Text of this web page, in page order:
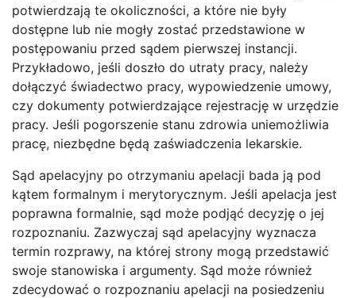
potwierdzają te okoliczności, a które nie były
dostępne lub nie mogły zostać przedstawione w
postępowaniu przed sądem pierwszej instancji.
Przykładowo, jeśli doszło do utraty pracy, należy
dołączyć świadectwo pracy, wypowiedzenie umowy,
czy dokumenty potwierdzające rejestrację w urzędzie
pracy. Jeśli pogorszenie stanu zdrowia uniemożliwia
pracę, niezbędne będą zaświadczenia lekarskie.
Sąd apelacyjny po otrzymaniu apelacji bada ją pod
kątem formalnym i merytorycznym. Jeśli apelacja jest
poprawna formalnie, sąd może podjąć decyzję o jej
rozpoznaniu. Zazwyczaj sąd apelacyjny wyznacza
termin rozprawy, na której strony mogą przedstawić
swoje stanowiska i argumenty. Sąd może również
zdecydować o rozpoznaniu apelacji na posiedzeniu